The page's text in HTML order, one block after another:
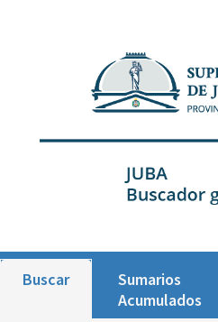
Buscar
Sumarios
Acumulados